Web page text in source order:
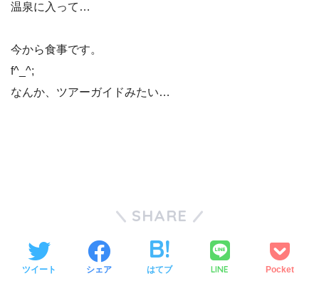
温泉に入って…
今から食事です。
f^_^;
なんか、ツアーガイドみたい…
SHARE
ツイート シェア はてブ LINE Pocket